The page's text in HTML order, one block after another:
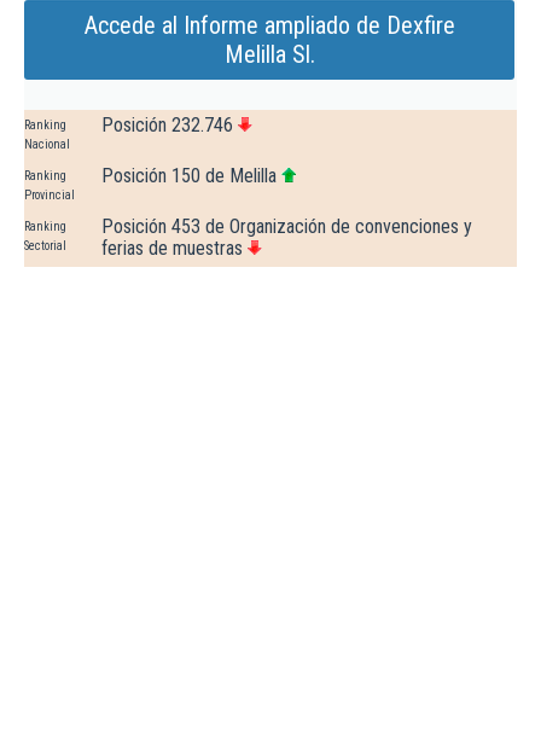
Accede al Informe ampliado de Dexfire
Melilla Sl.
Ranking
Nacional
Posición 232.746
Ranking
Provincial
Posición 150 de Melilla
Ranking
Sectorial
Posición 453 de Organización de convenciones y
ferias de muestras